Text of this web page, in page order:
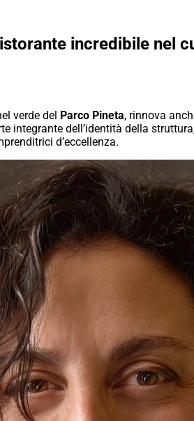
incredibile nel
verde del Parco Pineta, rinnova
integrante dell’identità della
d’eccellenza.